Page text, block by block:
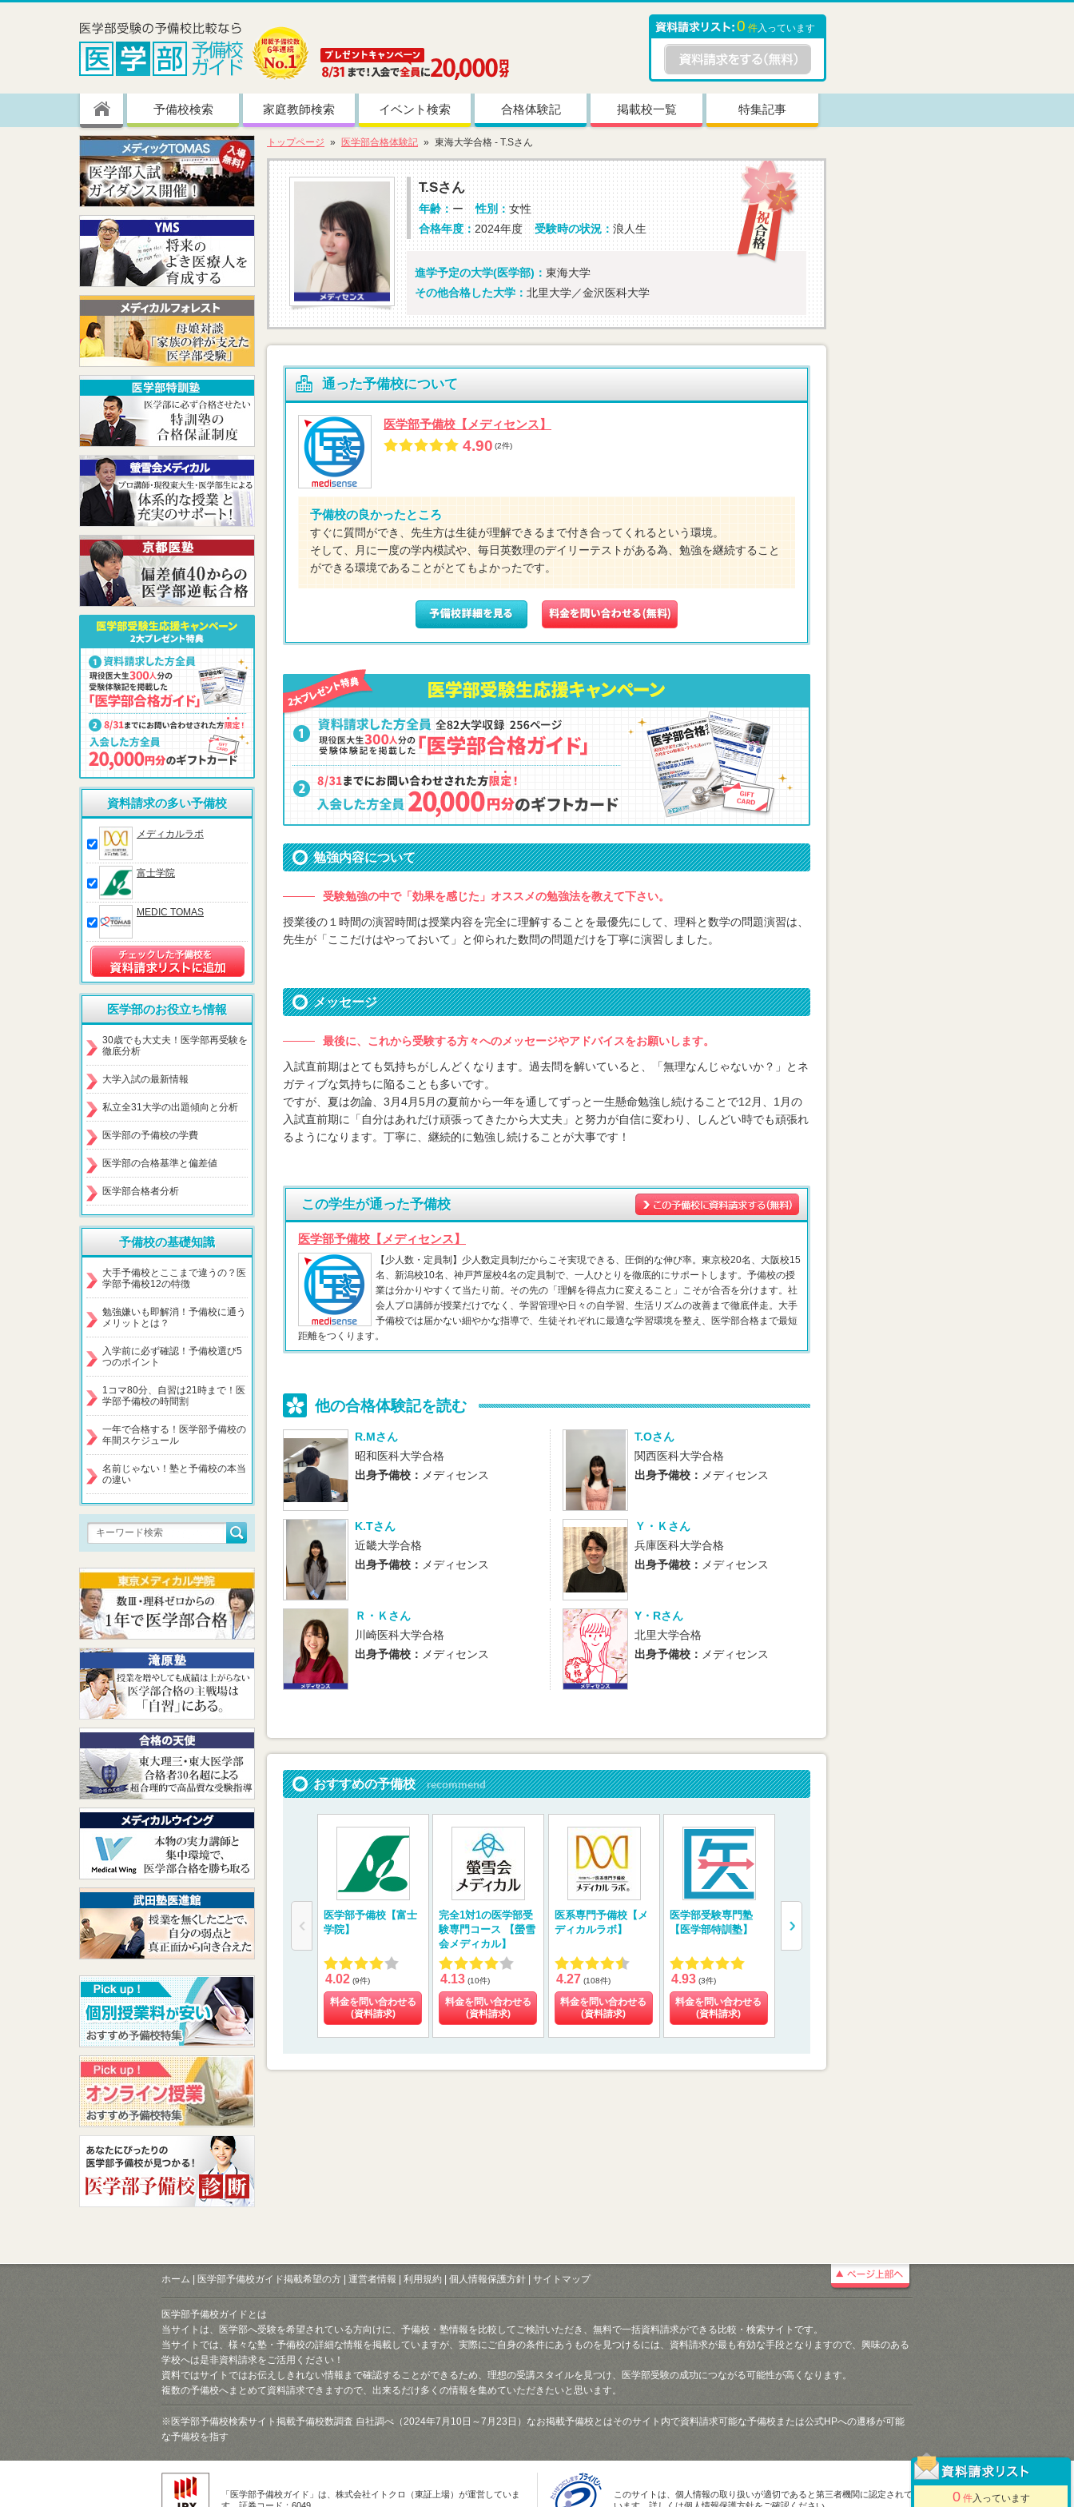
0 件入っています
予備校検索 家庭教師検索 イベント検索 合格体験記 掲載校一覧 特集記事
トップページ 医学部合格体験記 東海大学合格 - T.Sさん
T.Sさん
年齢： ー 性別： 女性
合格年度：2024年度 受験時の状況： 浪人生
進学予定の大学(医学部)： 東海大学
その他合格した大学： 北里大学／金沢医科大学
通った予備校について
医学部予備校【メディセンス】
4.90 (2件)
予備校の良かったところ
すぐに質問ができ、先生方は生徒が理解できるまで付き合ってくれるという環境。
そして、月に一度の学内模試や、毎日英数理のデイリーテストがある為、勉強を継続すること
ができる環境であることがとてもよかったです。
勉強内容について
受験勉強の中で「効果を感じた」オススメの勉強法を教えて下さい。
授業後の１時間の演習時間は授業内容を完全に理解することを最優先にして、理科と数学の問題演習は、
先生が「ここだけはやっておいて」と仰られた数問の問題だけを丁寧に演習しました。
メッセージ
最後に、これから受験する方々へのメッセージやアドバイスをお願いします。
入試直前期はとても気持ちがしんどくなります。過去問を解いていると、「無理なんじゃないか？」とネ
ガティブな気持ちに陥ることも多いです。
ですが、夏は勿論、3月4月5月の夏前から一年を通してずっと一生懸命勉強し続けることで12月、1月の
入試直前期に「自分はあれだけ頑張ってきたから大丈夫」と努力が自信に変わり、しんどい時でも頑張れ
るようになります。丁寧に、継続的に勉強し続けることが大事です！
この学生が通った予備校
医学部予備校【メディセンス】
【少人数・定員制】少人数定員制だからこそ実現できる、圧倒的な伸び率。東京校20名、大阪校15
名、新潟校10名、神戸芦屋校4名の定員制で、一人ひとりを徹底的にサポートします。予備校の授
業は分かりやすくて当たり前。その先の「理解を得点力に変えること」こそが合否を分けます。社
会人プロ講師が授業だけでなく、学習管理や日々の自学習、生活リズムの改善まで徹底伴走。大手
予備校では届かない細やかな指導で、生徒それぞれに最適な学習環境を整え、医学部合格まで最短
距離をつくります。
他の合格体験記を読む
R.Mさん
昭和医科大学合格
出身予備校： メディセンス
T.Oさん
関西医科大学合格
出身予備校： メディセンス
K.Tさん
近畿大学合格
出身予備校： メディセンス
Ｙ・Ｋさん
兵庫医科大学合格
出身予備校： メディセンス
Ｒ・Ｋさん
川崎医科大学合格
出身予備校： メディセンス
Y・Rさん
北里大学合格
出身予備校： メディセンス
おすすめの予備校 recommend
医学部予備校【富士
学院】
4.02 (9件)
料金を問い合わせる
(資料請求)
完全1対1の医学部受
験専門コース 【螢雪
会メディカル】
4.13 (10件)
料金を問い合わせる
(資料請求)
医系専門予備校【メ
ディカルラボ】
4.27 (108件)
料金を問い合わせる
(資料請求)
医学部受験専門塾
【医学部特訓塾】
4.93 (3件)
料金を問い合わせる
(資料請求)
校【慧修会】
0 件入っています
資料請求の多い予備校
メディカルラボ
富士学院
MEDIC TOMAS
医学部のお役立ち情報
30歳でも大丈夫！医学部再受験を
徹底分析
大学入試の最新情報
私立全31大学の出題傾向と分析
医学部の予備校の学費
医学部の合格基準と偏差値
医学部合格者分析
予備校の基礎知識
大手予備校とここまで違うの？医
学部予備校12の特徴
勉強嫌いも即解消！予備校に通う
メリットとは？
入学前に必ず確認！予備校選び5
つのポイント
1コマ80分、自習は21時まで！医
学部予備校の時間割
一年で合格する！医学部予備校の
年間スケジュール
名前じゃない！塾と予備校の本当
の違い
ホーム 医学部予備校ガイド掲載希望の方 運営者情報 利用規約 個人情報保護方針 サイトマップ
医学部予備校ガイドとは
当サイトは、医学部へ受験を希望されている方向けに、予備校・塾情報を比較してご検討いただき、無料で一括資料請求ができる比較・検索サイトです。
当サイトでは、様々な塾・予備校の詳細な情報を掲載していますが、実際にご自身の条件にあうものを見つけるには、資料請求が最も有効な手段となりますので、興味のある
学校へは是非資料請求をご活用ください！
資料ではサイトではお伝えしきれない情報まで確認することができるため、理想の受講スタイルを見つけ、医学部受験の成功につながる可能性が高くなります。
複数の予備校へまとめて資料請求できますので、出来るだけ多くの情報を集めていただきたいと思います。
※医学部予備校検索サイト掲載予備校数調査 自社調べ（2024年7月10日～7月23日）なお掲載予備校とはそのサイト内で資料請求可能な予備校または公式HPへの遷移が可能
な予備校を指す
「医学部予備校ガイド」は、株式会社イトクロ（東証上場）が運営していま
す。証券コード：6049
このサイトは、個人情報の取り扱いが適切であると第三者機関に認定されて
います。詳しくは個人情報保護方針をご確認ください。